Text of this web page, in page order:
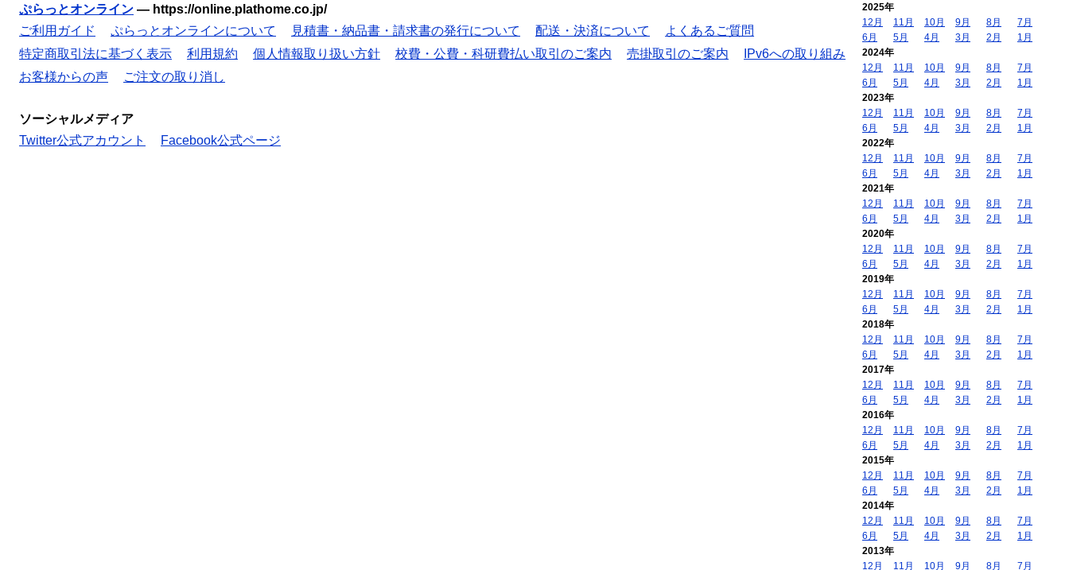
ぷらっとオンライン — https://online.plathome.co.jp/
ご利用ガイド
ぷらっとオンラインについて 見積書・納品書・請求書の発行について 配送・決済について
よくあるご質問
特定商取引法に基づく表示
利用規約 個人情報取り扱い方針 校費・公費・科研費払い取引のご案内 売掛取引のご案内
IPv6への取り組み
お客様からの声
ご注文の取り消し
ソーシャルメディア
Twitter公式アカウント
Facebook公式ページ
2025年
12月
11月 10月 9月 8月
7月
6月
5月 4月 3月 2月
1月
2024年
12月
11月 10月 9月 8月
7月
6月
5月 4月 3月 2月
1月
2023年
12月
11月 10月 9月 8月
7月
6月
5月 4月 3月 2月
1月
2022年
12月
11月 10月 9月 8月
7月
6月
5月 4月 3月 2月
1月
2021年
12月
11月 10月 9月 8月
7月
6月
5月 4月 3月 2月
1月
2020年
12月
11月 10月 9月 8月
7月
6月
5月 4月 3月 2月
1月
2019年
12月
11月 10月 9月 8月
7月
6月
5月 4月 3月 2月
1月
2018年
12月
11月 10月 9月 8月
7月
6月
5月 4月 3月 2月
1月
2017年
12月
11月 10月 9月 8月
7月
6月
5月 4月 3月 2月
1月
2016年
12月
11月 10月 9月 8月
7月
6月
5月 4月 3月 2月
1月
2015年
12月
11月 10月 9月 8月
7月
6月
5月 4月 3月 2月
1月
2014年
12月
11月 10月 9月 8月
7月
6月
5月 4月 3月 2月
1月
2013年
12月
11月 10月 9月 8月 7月